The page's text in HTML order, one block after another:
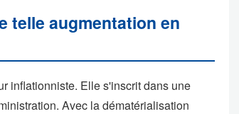
telle augmentation en
inflationniste. Elle s'inscrit dans une
Avec la dématérialisation